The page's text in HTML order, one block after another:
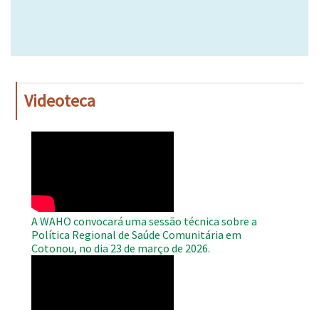
Videoteca
A WAHO convocará uma sessão técnica sobre a
Política Regional de Saúde Comunitária em
Cotonou, no dia 23 de março de 2026.